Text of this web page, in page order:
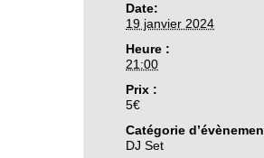
Date:
19 janvier 2024
Heure :
21:00
Prix :
5€
Catégorie
DJ Set